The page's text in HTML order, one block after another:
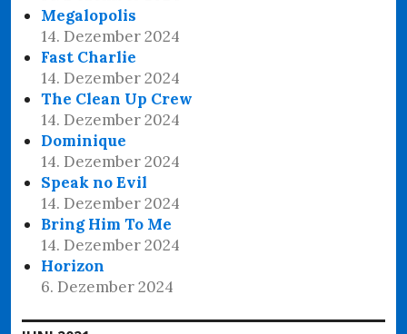
Megalopolis
14. Dezember 2024
Fast Charlie
14. Dezember 2024
The Clean Up Crew
14. Dezember 2024
Dominique
14. Dezember 2024
Speak no Evil
14. Dezember 2024
Bring Him To Me
14. Dezember 2024
Horizon
6. Dezember 2024